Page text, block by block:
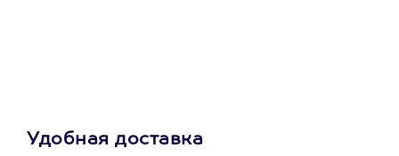
Удобная доставка